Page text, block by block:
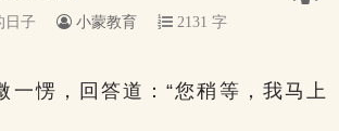
日子 小蒙教育
2131 字
一愣，回答道：“您稍等，我马上